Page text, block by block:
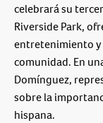
celebrará su
Riverside Park,
entretenimiento y
comunidad. En
Domínguez,
sobre la
hispana.